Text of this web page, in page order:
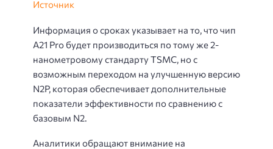
Источник
Информация о сроках указывает на то, что чип
A21 Pro будет производиться по тому же 2-
нанометровому стандарту TSMC, но с
возможным переходом на улучшенную версию
N2P, которая обеспечивает дополнительные
показатели эффективности по сравнению с
базовым N2.
Аналитики обращают внимание на